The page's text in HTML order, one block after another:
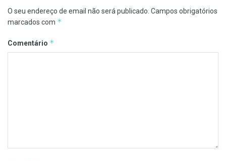
O seu endereço de email não será publicado. Campos obrigatórios
marcados com *
Comentário *